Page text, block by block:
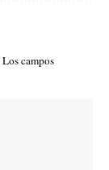
Los campos